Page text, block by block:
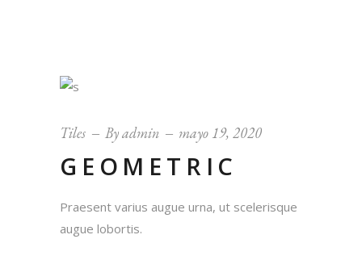
Tiles Byadmin mayo 19, 2020
GEOMETRIC
Praesent varius augue urna, ut scelerisque
augue lobortis.